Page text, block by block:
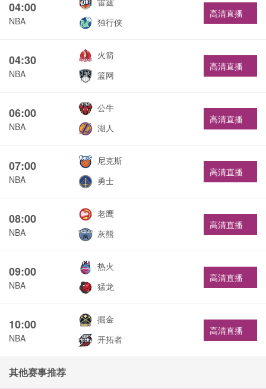
04:00
NBA
独行侠
高清直播
04:30
NBA
火箭
篮网
高清直播
06:00
NBA
公牛
湖人
高清直播
07:00
NBA
尼克斯
勇士
高清直播
08:00
NBA
老鹰
灰熊
高清直播
09:00
NBA
热火
猛龙
高清直播
10:00
NBA
掘金
开拓者
高清直播
其他赛事推荐